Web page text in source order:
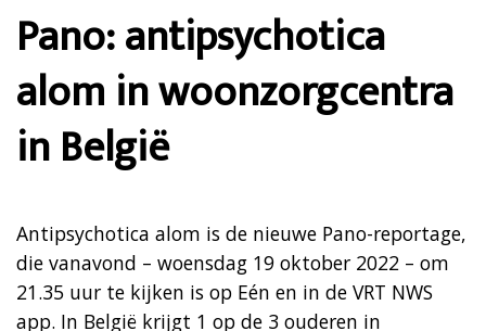
Pano: antipsychotica
alom in woonzorgcentra
in België
Antipsychotica alom is de nieuwe Pano-reportage,
die vanavond – woensdag 19 oktober 2022 – om
21.35 uur te kijken is op Eén en in de VRT NWS
app. In België krijgt 1 op de 3 ouderen in